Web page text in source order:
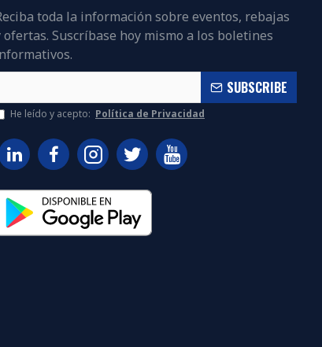
toda la información sobre eventos, rebajas
ofertas. Suscríbase hoy mismo a los boletines
SUBSCRIBE
He leído y acepto: Política de Privacidad